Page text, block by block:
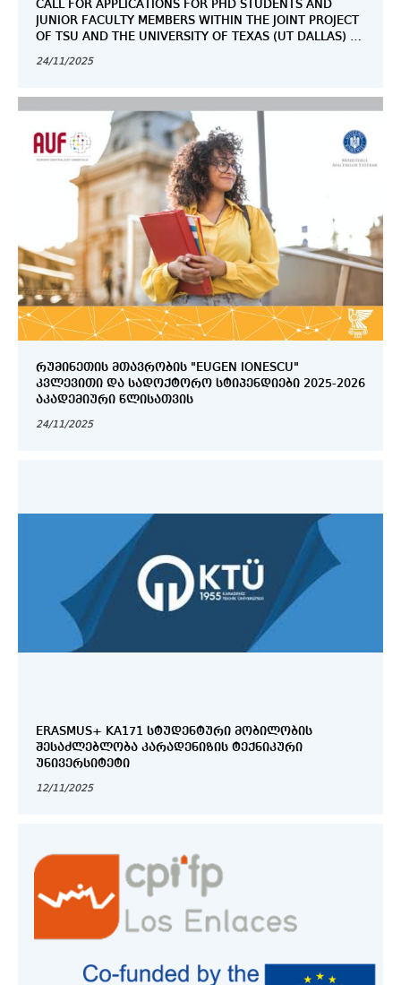
CALL FOR APPLICATIONS FOR PHD STUDENTS AND
JUNIOR FACULTY MEMBERS WITHIN THE JOINT PROJECT
OF TSU AND THE UNIVERSITY OF TEXAS (UT DALLAS) -
24/11/2025
ᲠᲣᲛᲘᲜᲔᲗᲘᲡ ᲛᲗᲐᲕᲠᲝᲑᲘᲡ "EUGEN IONESCU"
ᲙᲕᲚᲔᲕᲘᲗᲘ ᲓᲐ ᲡᲐᲓᲝᲥᲢᲝᲠᲝ ᲡᲢᲘᲞᲔᲜᲓᲘᲔᲑᲘ 2025-2026
ᲐᲙᲐᲓᲔᲛᲘᲣᲠᲘ ᲬᲚᲘᲡᲐᲗᲕᲘᲡ
24/11/2025
ERASMUS+ KA171 ᲡᲢᲣᲓᲔᲜᲢᲣᲠᲘ ᲛᲝᲑᲘᲚᲝᲑᲘᲡ
ᲨᲔᲡᲐᲫᲚᲔᲑᲚᲝᲑᲐ ᲙᲐᲠᲐᲓᲔᲜᲘᲖᲘᲡ ᲢᲔᲥᲜᲘᲙᲣᲠᲘ
ᲣᲜᲘᲕᲔᲠᲡᲘᲢᲔᲢᲘ
12/11/2025